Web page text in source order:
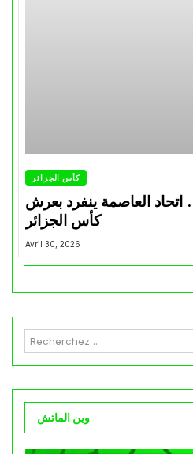
كأس الجزائر
اتحاد العاصمة ينفرد بعرش
كأس الجزائر
Avril 30, 2026
وين الماتش